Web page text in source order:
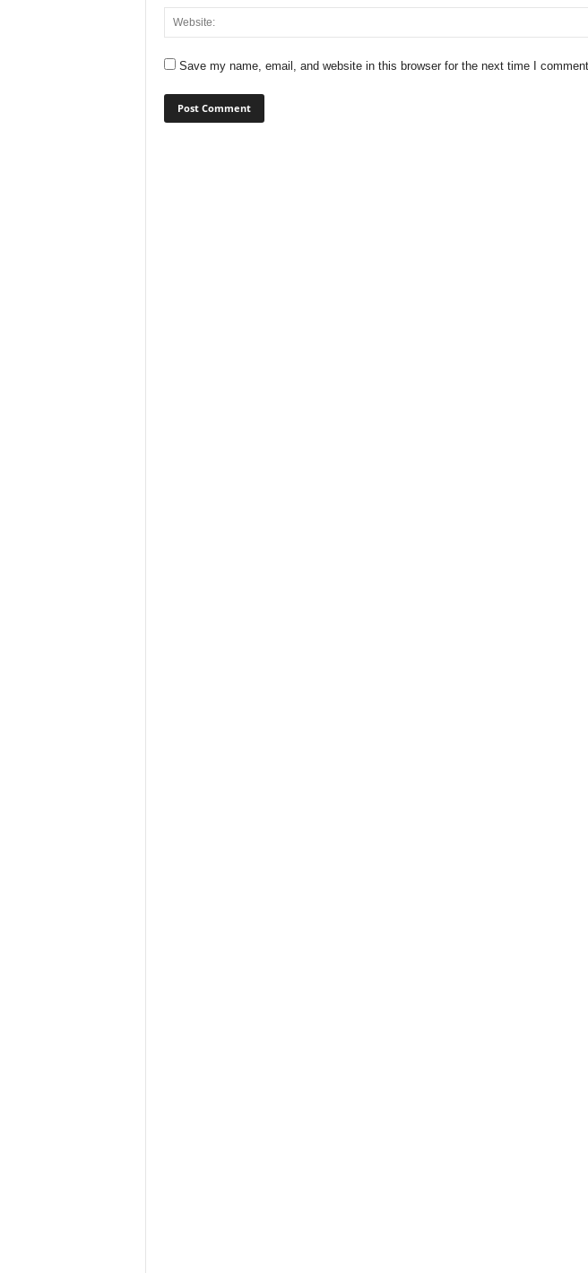
Save my name, email, and website in this browser for the next time I